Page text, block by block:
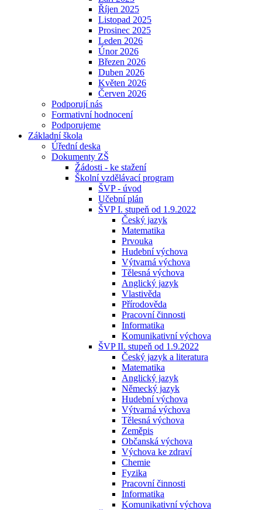
Říjen 2025
Listopad 2025
Prosinec 2025
Leden 2026
Únor 2026
Březen 2026
Duben 2026
Květen 2026
Červen 2026
Podporují nás
Formativní hodnocení
Podporujeme
Základní škola
Úřední deska
Dokumenty ZŠ
Žádosti - ke stažení
Školní vzdělávací program
ŠVP - úvod
Učební plán
ŠVP I. stupeň od 1.9.2022
Český jazyk
Matematika
Prvouka
Hudební výchova
Výtvarná výchova
Tělesná výchova
Anglický jazyk
Vlastivěda
Přírodověda
Pracovní činnosti
Informatika
Komunikativní výchova
ŠVP II. stupeň od 1.9.2022
Český jazyk a literatura
Matematika
Anglický jazyk
Německý jazyk
Hudební výchova
Výtvarná výchova
Tělesná výchova
Zeměpis
Občanská výchova
Výchova ke zdraví
Chemie
Fyzika
Pracovní činnosti
Informatika
Komunikativní výchova